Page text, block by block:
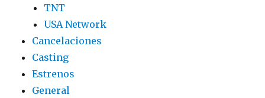
TNT
USA Network
Cancelaciones
Casting
Estrenos
General